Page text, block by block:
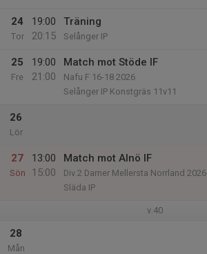
24
Tor
19:00
20:15
Träning
Selånger IP
25
Fre
19:00
21:00
Match mot Stöde IF
Nafu F 16-18 2026
Selånger IP Konstgräs 11v11
26
Lör
27
Sön
13:00
15:00
Match mot Alnö IF
Div.2 Damer Mellersta Norrland 2026
Släda IP
v.40
28
Mån